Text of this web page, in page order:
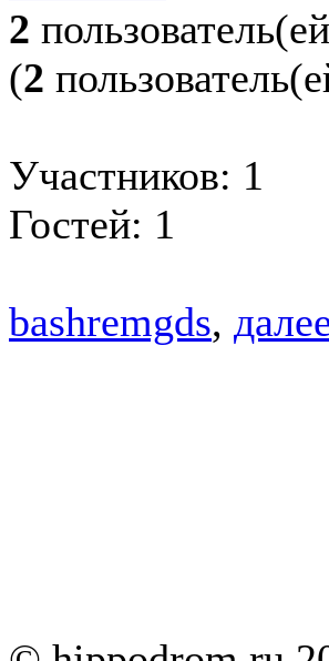
2
(2
Участников: 1
Гостей: 1
bashremgds,